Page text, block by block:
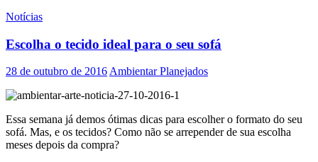
Notícias
Escolha o tecido ideal para o seu sofá
28 de outubro de 2016 Ambientar Planejados
Essa semana já demos ótimas dicas para escolher o formato do seu
sofá. Mas, e os tecidos? Como não se arrepender de sua escolha
meses depois da compra?